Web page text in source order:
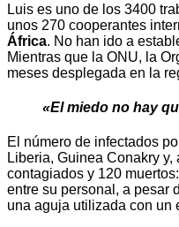
Luis es uno de los 3400
unos 270 cooperantes
África. No han ido a
Mientras que la ONU, la
meses desplegada en la
«El miedo no hay
El número de infectados
Liberia, Guinea Conakry
contagiados y 120
entre su personal, a pesar
una aguja utilizada con un